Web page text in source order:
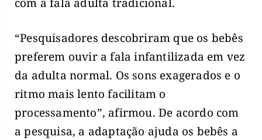
“Pesquisadores descobriram que os bebês
preferem ouvir a fala infantilizada em vez
da adulta normal. Os sons exagerados e o
ritmo mais lento facilitam o
processamento”, afirmou. De acordo com
a pesquisa, a adaptação ajuda os bebês a